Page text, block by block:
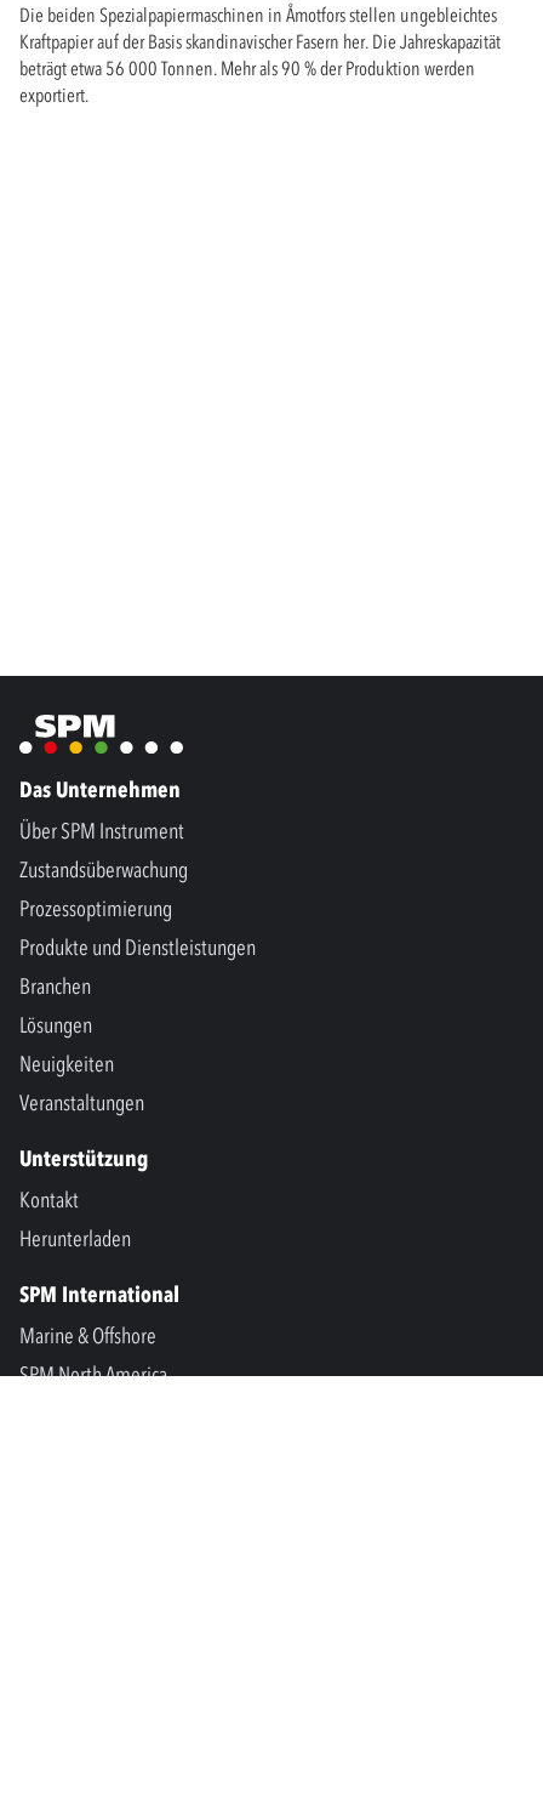
Die beiden Spezialpapiermaschinen in Åmotfors stellen ungebleichtes
Kraftpapier auf der Basis skandinavischer Fasern her. Die Jahreskapazität
beträgt etwa 56 000 Tonnen. Mehr als 90 % der Produktion werden
exportiert.
Das Unternehmen
Über SPM Instrument
Zustandsüberwachung
Prozessoptimierung
Produkte und Dienstleistungen
Branchen
Lösungen
Neuigkeiten
Veranstaltungen
Unterstützung
Kontakt
Herunterladen
SPM International
Marine & Offshore
SPM North America